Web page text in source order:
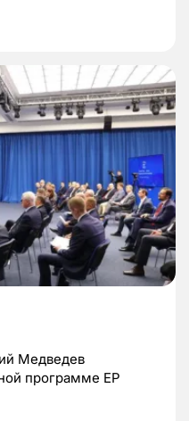
Медведев
программе ЕР